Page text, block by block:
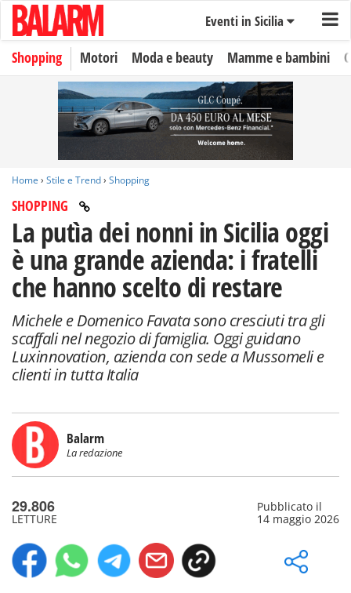
Eventi in Sicilia
Shopping Motori Moda e beauty Mamme e bambini
Home › Stile e Trend› Shopping
SHOPPING
La putìa dei nonni in Sicilia oggi
è una grande azienda: i fratelli
che hanno scelto di restare
Michele e Domenico Favata sono cresciuti tra gli
scaffali nel negozio di famiglia. Oggi guidano
Luxinnovation, azienda con sede a Mussomeli e
clienti in tutta Italia
Balarm
La redazione
29.806
LETTURE
Pubblicato il
14 maggio 2026